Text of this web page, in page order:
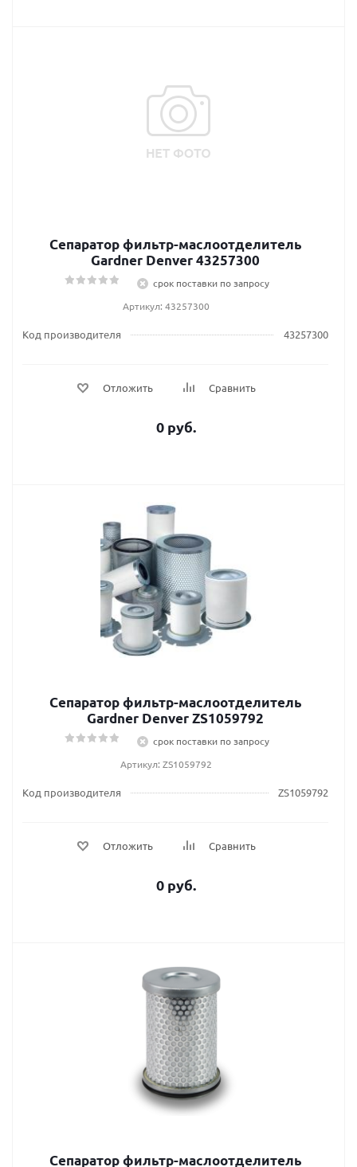
Сепаратор фильтр-маслоотделитель
Gardner Denver 43257300
срок поставки по запросу
Артикул: 43257300
Код производителя 43257300
Отложить Сравнить
0 руб.
Сепаратор фильтр-маслоотделитель
Gardner Denver ZS1059792
срок поставки по запросу
Артикул: ZS1059792
Код производителя ZS1059792
Отложить Сравнить
0 руб.
Сепаратор фильтр-маслоотделитель